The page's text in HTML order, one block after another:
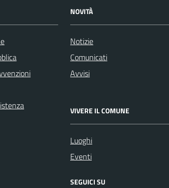
NOVITÀ
Notizie
Comunicati
Avvisi
VIVERE IL COMUNE
Luoghi
Eventi
SEGUICI SU